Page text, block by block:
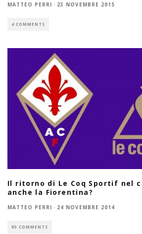
MATTEO PERRI · 23 NOVEMBRE 2015
4 COMMENTS
Il ritorno di Le Coq Sportif nel
anche la Fiorentina?
MATTEO PERRI · 24 NOVEMBRE 2014
85 COMMENTS